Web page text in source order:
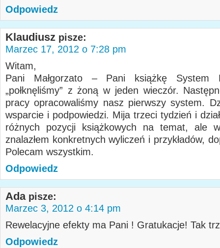
Odpowiedz
Klaudiusz pisze:
Marzec 17, 2012 o 7:28 pm
Witam,
Pani Małgorzato – Pani książkę System
„połknęliśmy” z żoną w jeden wieczór.
pracy opracowaliśmy nasz pierwszy system.
wsparcie i podpowiedzi. Mija trzeci tydzień i
różnych pozycji książkowych na temat, ale
znalazłem konkretnych wyliczeń i przykładów,
Polecam wszystkim.
Odpowiedz
Ada pisze:
Marzec 3, 2012 o 4:14 pm
Rewelacyjne efekty ma Pani ! Gratukacje! Tak
Odpowiedz